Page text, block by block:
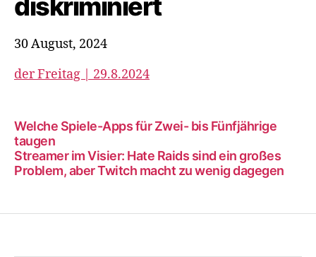
30 August, 2024
der Freitag | 29.8.2024
Welche Spiele-Apps für Zwei- bis Fünfjährige
taugen
Streamer im Visier: Hate Raids sind ein großes
Problem, aber Twitch macht zu wenig dagegen